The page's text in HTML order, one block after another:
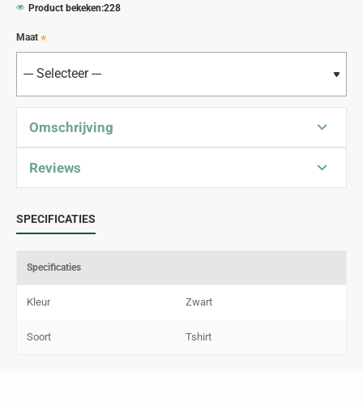
Product bekeken:228
Maat
Omschrijving
Reviews
SPECIFICATIES
Specificaties
Kleur Zwart
Soort Tshirt